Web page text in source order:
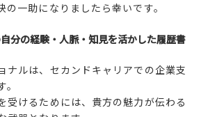
の一助になりましたら幸いです。
分の経験・人脈・知見を活かした履歴書
ナルは、セカンドキャリアでの企業支
受けるためには、貴方の魅力が伝わる